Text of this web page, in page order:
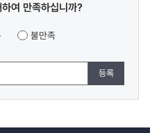
여 만족하십니까?
불만족
등록